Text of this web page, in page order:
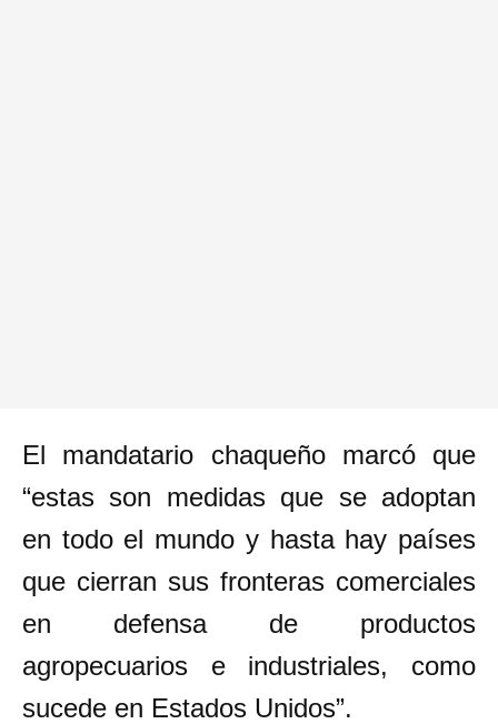
El mandatario chaqueño marcó que
“estas son medidas que se adoptan
en todo el mundo y hasta hay países
que cierran sus fronteras comerciales
en defensa de productos
agropecuarios e industriales, como
sucede en Estados Unidos”.